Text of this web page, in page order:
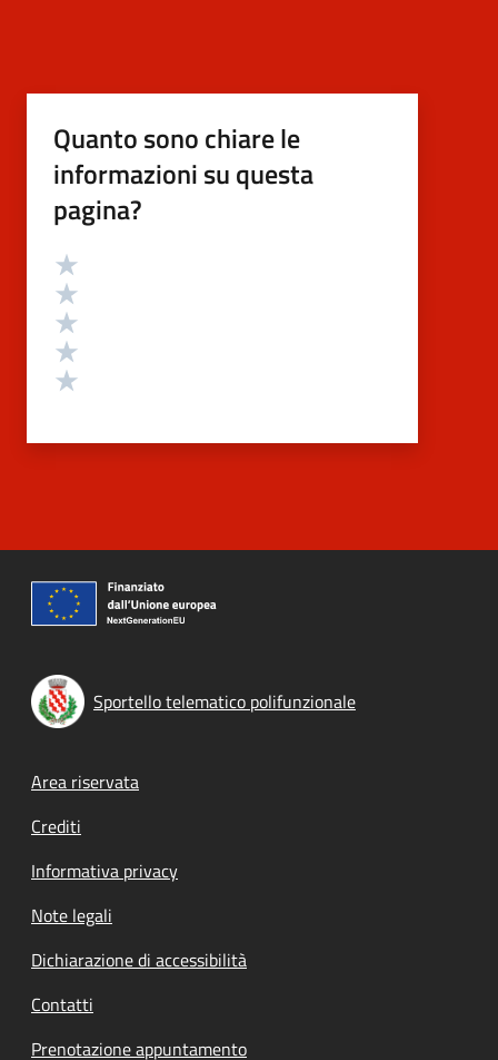
Quanto sono chiare le
informazioni su questa
pagina?
Valutazione
Sportello telematico polifunzionale
Footer menu
Area riservata
Crediti
Informativa privacy
Note legali
Dichiarazione di accessibilità
Contatti
Prenotazione appuntamento